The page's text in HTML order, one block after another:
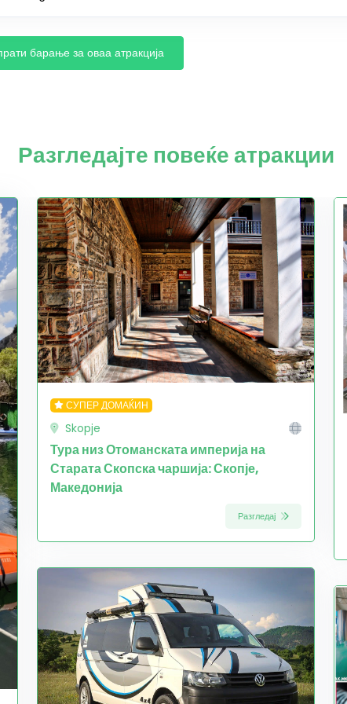
барање за оваа атракција
Разгледајте повеќе атракции
СУПЕР ДОМАЌИН
Skopje
Тура низ Отоманската империја на
Старата Скопска чаршија: Скопје,
Македонија
Разгледај